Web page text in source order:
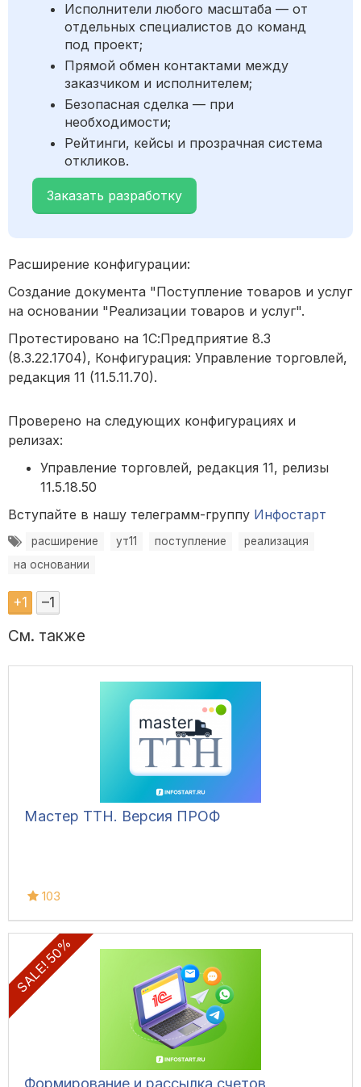
Исполнители любого масштаба — от
отдельных специалистов до команд
под проект;
Прямой обмен контактами между
заказчиком и исполнителем;
Безопасная сделка — при
необходимости;
Рейтинги, кейсы и прозрачная система
откликов.
Заказать разработку
Расширение конфигурации:
Создание документа "Поступление товаров и услуг
на основании "Реализации товаров и услуг".
Протестировано на 1С:Предприятие 8.3
(8.3.22.1704), Конфигурация: Управление торговлей,
редакция 11 (11.5.11.70).
Проверено на следующих конфигурациях и
релизах:
Управление торговлей, редакция 11, релизы
11.5.18.50
Вступайте в нашу телеграмм-группу Инфостарт
расширение ут11 поступление
реализация
на основании
+1 –1
См. также
Мастер ТТН. Версия ПРОФ
103
SALE! 50%
Формирование и рассылка счетов,